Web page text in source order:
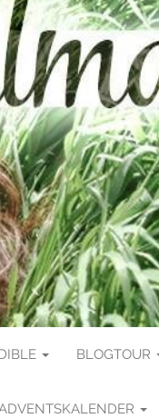
BLOGTOUR